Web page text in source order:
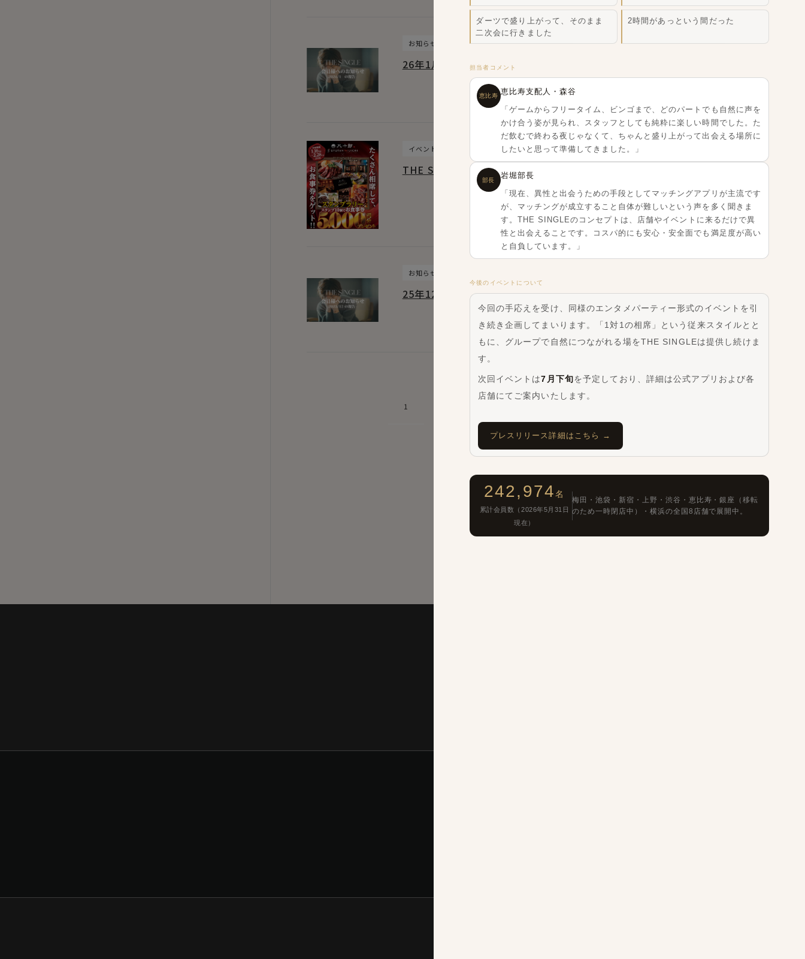
お知らせ
26年1月 強制退会者数のお知らせ
イベント
THE SINGLE 1月16日スタート スペシャルコラボ開催
お知らせ
25年12月 強制退会者数のお知らせ
1
ダーツで盛り上がって、そのまま
二次会に行きました
2時間があっという間だった
担当者コメント
恵比寿 恵比寿支配人・森谷
「ゲームからフリータイム、ビンゴまで、どのパートでも自然に声を
かけ合う姿が見られ、スタッフとしても純粋に楽しい時間でした。た
だ飲むで終わる夜じゃなくて、ちゃんと盛り上がって出会える場所に
したいと思って準備してきました。」
部長
岩堀部長
「現在、異性と出会うための手段としてマッチングアプリが主流です
が、マッチングが成立すること自体が難しいという声を多く聞きま
す。THE SINGLEのコンセプトは、店舗やイベントに来るだけで異
性と出会えることです。コスパ的にも安心・安全面でも満足度が高い
と自負しています。」
今後のイベントについて
今回の手応えを受け、同様のエンタメパーティー形式のイベントを引
き続き企画してまいります。「1対1の相席」という従来スタイルとと
もに、グループで自然につながれる場をTHE SINGLEは提供し続けま
す。
次回イベントは7月下旬を予定しており、詳細は公式アプリおよび各
店舗にてご案内いたします。
プレスリリース詳細はこちら →
242,974名
累計会員数（2026年5月31日
現在）
梅田・池袋・新宿・上野・渋谷・恵比寿・銀座（移転
のため一時閉店中）・横浜の全国8店舗で展開中。